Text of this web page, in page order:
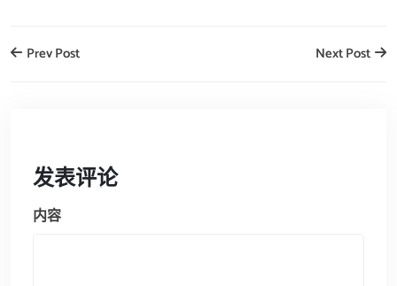
Prev Post Next Post
发表评论
内容